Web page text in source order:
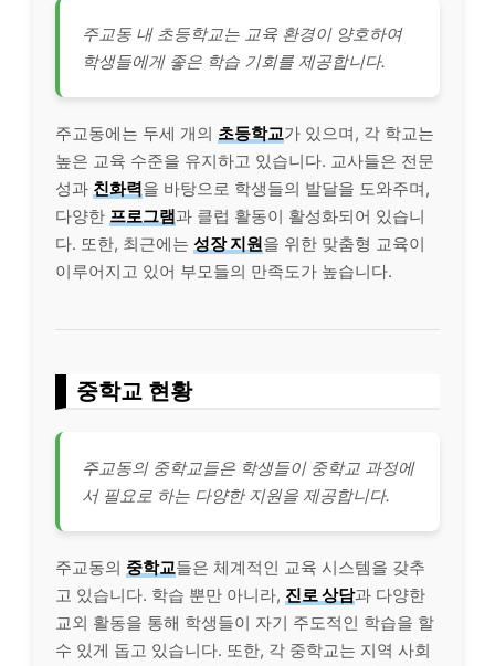
주교동 내 초등학교는 교육 환경이 양호하여
학생들에게 좋은 학습 기회를 제공합니다.
주교동에는 두세 개의 초등학교가 있으며, 각 학교는
높은 교육 수준을 유지하고 있습니다. 교사들은 전문
성과 친화력을 바탕으로 학생들의 발달을 도와주며,
다양한 프로그램과 클럽 활동이 활성화되어 있습니
다. 또한, 최근에는 성장 지원을 위한 맞춤형 교육이
이루어지고 있어 부모들의 만족도가 높습니다.
중학교 현황
주교동의 중학교들은 학생들이 중학교 과정에
서 필요로 하는 다양한 지원을 제공합니다.
주교동의 중학교들은 체계적인 교육 시스템을 갖추
고 있습니다. 학습 뿐만 아니라, 진로 상담과 다양한
교외 활동을 통해 학생들이 자기 주도적인 학습을 할
수 있게 돕고 있습니다. 또한, 각 중학교는 지역 사회